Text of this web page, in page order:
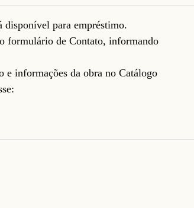
para empréstimo.
formulário deContato, informando
e informações da obra no Catálogo